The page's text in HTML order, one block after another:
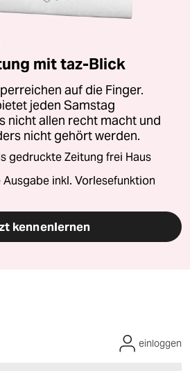
mit taz-Blick
auf die Finger.
jeden Samstag
nicht allen recht macht und
nicht gehört werden.
gedruckte Zeitung frei Haus
inkl. Vorlesefunktion
kennenlernen
einloggen